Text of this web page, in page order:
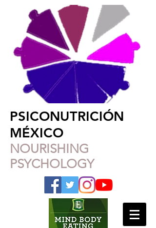
PSICONUTRICIÓN
MÉXICO
NOURISHING
PSYCHOLOGY